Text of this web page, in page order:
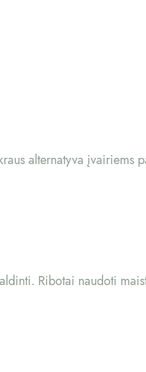
alternatyva įvairiems
Ribotai naudoti